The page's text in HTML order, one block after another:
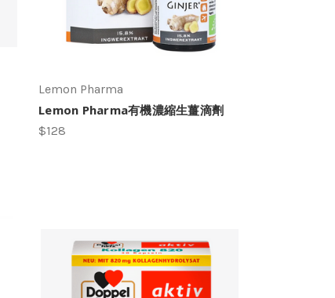
Lemon Pharma
Lemon Pharma有機濃縮生薑滴劑
$128